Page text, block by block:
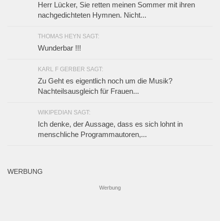
Herr Lücker, Sie retten meinen Sommer mit ihren
nachgedichteten Hymnen. Nicht...
THOMAS HEYN SAGT:
Wunderbar !!!
KARL F GERBER SAGT:
Zu Geht es eigentlich noch um die Musik?
Nachteilsausgleich für Frauen...
WIKIPEDIAN SAGT:
Ich denke, der Aussage, dass es sich lohnt in
menschliche Programmautoren,...
WERBUNG
Werbung